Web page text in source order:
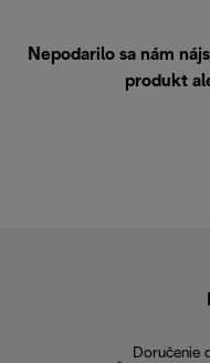
Nepodarilo sa nám
produkt
Doručenie